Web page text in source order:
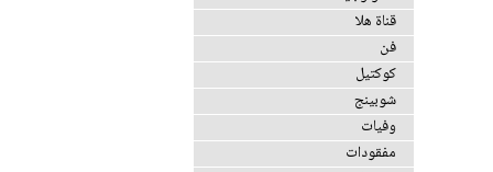
قناة هلا
فن
كوكتيل
شوبينج
وفيات
مفقودات